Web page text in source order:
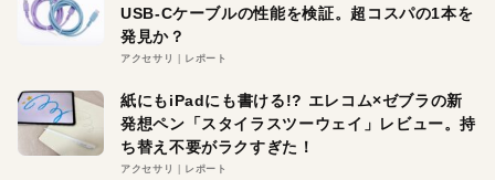
USB-Cケーブルの性能を検証。超コスパの1本を
発見か？
アクセサリ レポート
紙にもiPadにも書ける!? エレコム×ゼブラの新
発想ペン「スタイラスツーウェイ」レビュー。持
ち替え不要がラクすぎた！
アクセサリ レポート